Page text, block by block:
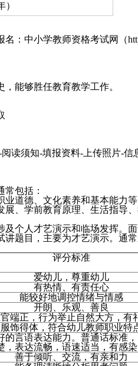
中小学教师资格考试网（
能够胜任教育教学工作。
读须知-填报资料-上传照片-信
包括：
道德、文化素养和基本能力等
、学前教育原理、生活指导
个人才艺演示和临场发挥。
题目，主要为才艺演示。通
评分标准
爱幼儿，尊重幼儿
有热情、有责任心
能较好地调控情绪与情感
开朗、乐观、善良
端正，行为举止自然大方，有
服饰得体，符合幼儿教师职业特
的言语表达能力。普通话标准
，表达流畅，语速适当，有感染
善于倾听、交流，有亲和力